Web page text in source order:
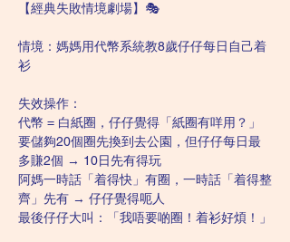
【經典失敗情境劇場】🎭
情境：媽媽用代幣系統教8歲仔仔每日自己着
衫
失效操作：
代幣 = 白紙圈，仔仔覺得「紙圈有咩用？」
要儲夠20個圈先換到去公園，但仔仔每日最
多賺2個 → 10日先有得玩
阿媽一時話「着得快」有圈，一時話「着得整
齊」先有 → 仔仔覺得呃人
最後仔仔大叫：「我唔要啲圈！着衫好煩！」